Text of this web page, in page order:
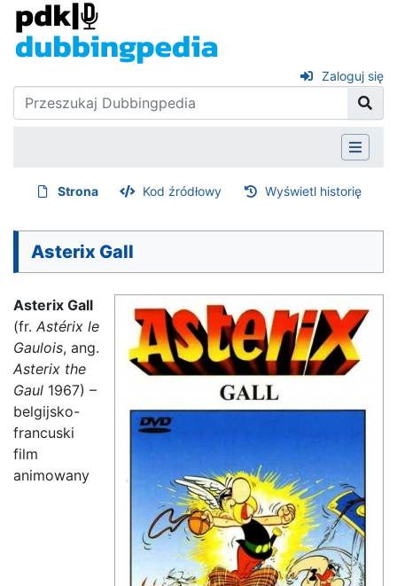
Zaloguj się
Strona Kod źródłowy Wyświetl historię
Asterix Gall
Asterix Gall
(fr. Astérix le
Gaulois, ang.
Asterix the
Gaul 1967) –
belgijsko-
francuski
film
animowany